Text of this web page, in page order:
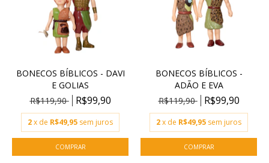
BONECOS BÍBLICOS - DAVI
E GOLIAS
R$119,90
R$99,90
2x de R$49,95 sem juros
BONECOS BÍBLICOS -
ADÃO E EVA
R$119,90
R$99,90
2x de R$49,95 sem juros